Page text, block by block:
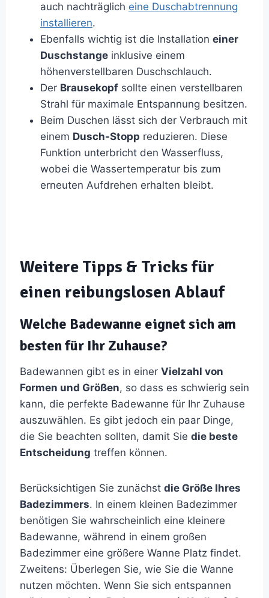
auch nachträglich eine Duschabtrennung
installieren.
Ebenfalls wichtig ist die Installation einer
Duschstange inklusive einem
höhenverstellbaren Duschschlauch.
Der Brausekopf sollte einen verstellbaren
Strahl für maximale Entspannung besitzen.
Beim Duschen lässt sich der Verbrauch mit
einem Dusch-Stopp reduzieren. Diese
Funktion unterbricht den Wasserfluss,
wobei die Wassertemperatur bis zum
erneuten Aufdrehen erhalten bleibt.
Weitere Tipps & Tricks für
einen reibungslosen Ablauf
Welche Badewanne eignet sich am
besten für Ihr Zuhause?
Badewannen gibt es in einer Vielzahl von
Formen und Größen, so dass es schwierig sein
kann, die perfekte Badewanne für Ihr Zuhause
auszuwählen. Es gibt jedoch ein paar Dinge,
die Sie beachten sollten, damit Sie die beste
Entscheidung treffen können.
Berücksichtigen Sie zunächst die Größe Ihres
Badezimmers. In einem kleinen Badezimmer
benötigen Sie wahrscheinlich eine kleinere
Badewanne, während in einem großen
Badezimmer eine größere Wanne Platz findet.
Zweitens: Überlegen Sie, wie Sie die Wanne
nutzen möchten. Wenn Sie sich entspannen